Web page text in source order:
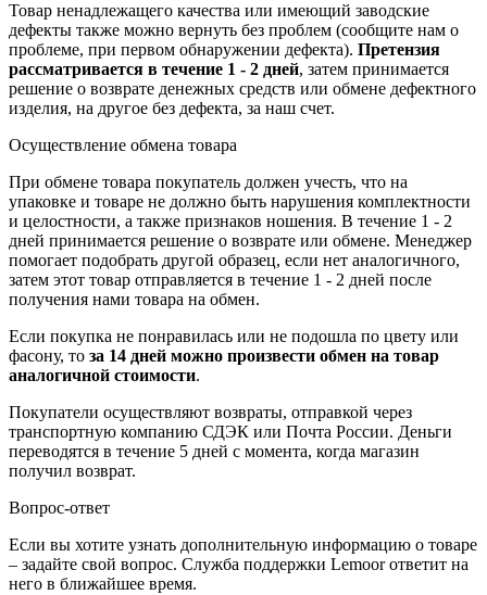
Товар ненадлежащего качества или имеющий заводские
дефекты также можно вернуть без проблем (сообщите нам о
проблеме, при первом обнаружении дефекта). Претензия
рассматривается в течение 1 - 2 дней, затем принимается
решение о возврате денежных средств или обмене дефектного
изделия, на другое без дефекта, за наш счет.
Осуществление обмена товара
При обмене товара покупатель должен учесть, что на
упаковке и товаре не должно быть нарушения комплектности
и целостности, а также признаков ношения. В течение 1 - 2
дней принимается решение о возврате или обмене. Менеджер
помогает подобрать другой образец, если нет аналогичного,
затем этот товар отправляется в течение 1 - 2 дней после
получения нами товара на обмен.
Если покупка не понравилась или не подошла по цвету или
фасону, то за 14 дней можно произвести обмен на товар
аналогичной стоимости.
Покупатели осуществляют возвраты, отправкой через
транспортную компанию СДЭК или Почта России. Деньги
переводятся в течение 5 дней с момента, когда магазин
получил возврат.
Вопрос-ответ
Если вы хотите узнать дополнительную информацию о товаре
– задайте свой вопрос. Служба поддержки Lemoor ответит на
него в ближайшее время.